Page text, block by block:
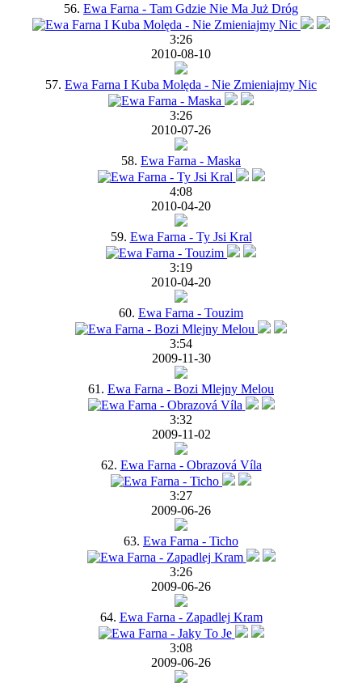
56. Ewa Farna - Tam Gdzie Nie Ma Już Dróg
3:26
2010-08-10
57. Ewa Farna I Kuba Molęda - Nie Zmieniajmy Nic
3:26
2010-07-26
58. Ewa Farna - Maska
4:08
2010-04-20
59. Ewa Farna - Ty Jsi Kral
3:19
2010-04-20
60. Ewa Farna - Touzim
3:54
2009-11-30
61. Ewa Farna - Bozi Mlejny Melou
3:32
2009-11-02
62. Ewa Farna - Obrazová Víla
3:27
2009-06-26
63. Ewa Farna - Ticho
3:26
2009-06-26
64. Ewa Farna - Zapadlej Kram
3:08
2009-06-26